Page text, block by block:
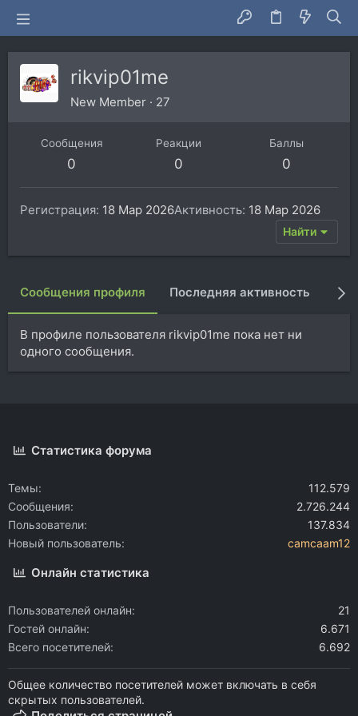
rikvip01me
New Member · 27
Сообщения
0
Реакции
0
Баллы
0
Регистрация 18 Мар 2026Активность 18 Мар 2026
Найти
Сообщения профиля Последняя активность
В профиле пользователя rikvip01me пока нет ни
одного сообщения.
Статистика форума
Темы
112.579
Сообщения
2.726.244
Пользователи
137.834
Новый пользователь
camcaam12
Онлайн статистика
Пользователей онлайн
21
Гостей онлайн
6.671
Всего посетителей
6.692
Общее количество посетителей может включать в себя
скрытых пользователей.